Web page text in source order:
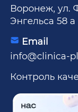
Воронеж, ул.
Энгельса 58 а
Email
info@clinica-
Контроль